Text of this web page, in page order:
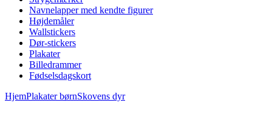
Navnelapper med kendte figurer
Højdemåler
Wallstickers
Dør-stickers
Plakater
Billedrammer
Fødselsdagskort
HjemPlakater børnSkovens dyr